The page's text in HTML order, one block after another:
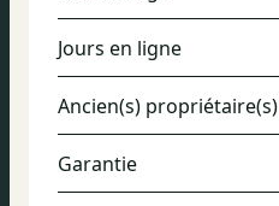
Jours en ligne
Ancien(s) propriétaire(s)
Garantie